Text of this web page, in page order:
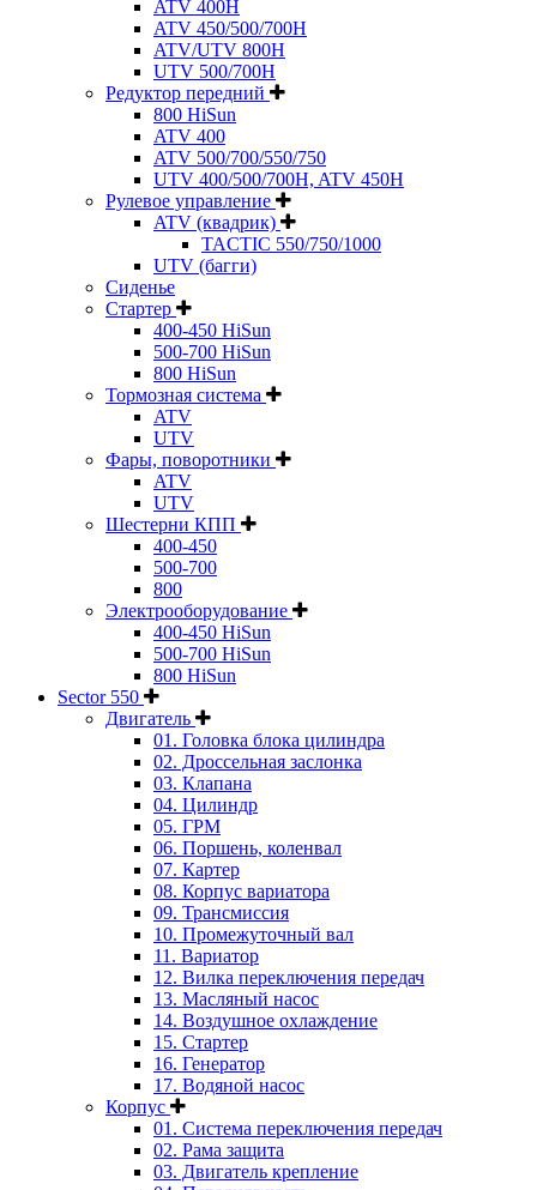
ATV 400H
ATV 450/500/700H
ATV/UTV 800H
UTV 500/700H
Редуктор передний
800 HiSun
ATV 400
ATV 500/700/550/750
UTV 400/500/700H, ATV 450H
Рулевое управление
ATV (квадрик)
TACTIC 550/750/1000
UTV (багги)
Сиденье
Стартер
400-450 HiSun
500-700 HiSun
800 HiSun
Тормозная система
ATV
UTV
Фары, поворотники
ATV
UTV
Шестерни КПП
400-450
500-700
800
Электрооборудование
400-450 HiSun
500-700 HiSun
800 HiSun
Sector 550
Двигатель
01. Головка блока цилиндра
02. Дроссельная заслонка
03. Клапана
04. Цилиндр
05. ГРМ
06. Поршень, коленвал
07. Картер
08. Корпус вариатора
09. Трансмиссия
10. Промежуточный вал
11. Вариатор
12. Вилка переключения передач
13. Масляный насос
14. Воздушное охлаждение
15. Стартер
16. Генератор
17. Водяной насос
Корпус
01. Система переключения передач
02. Рама защита
03. Двигатель крепление